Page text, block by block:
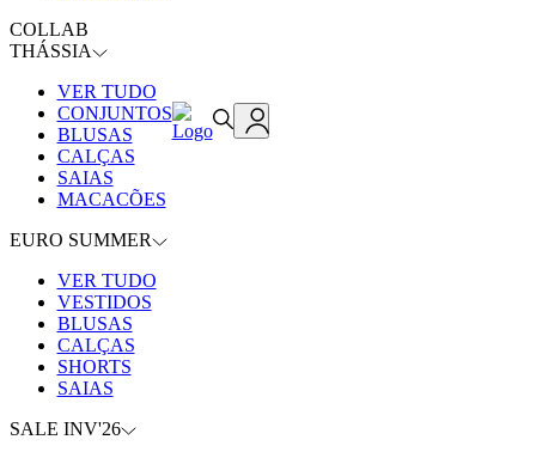
COLLAB
THÁSSIA
VER TUDO
CONJUNTOS
BLUSAS
CALÇAS
SAIAS
MACACÕES
EURO SUMMER
VER TUDO
VESTIDOS
BLUSAS
CALÇAS
SHORTS
SAIAS
SALE INV'26